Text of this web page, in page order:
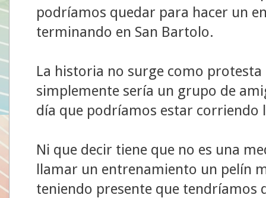
podríamos quedar para hacer un
terminando en San Bartolo.
La historia no surge como
simplemente sería un grupo de
día que podríamos estar corriendo
Ni que decir tiene que no es una
llamar un entrenamiento un pelín
teniendo presente que tendríamos